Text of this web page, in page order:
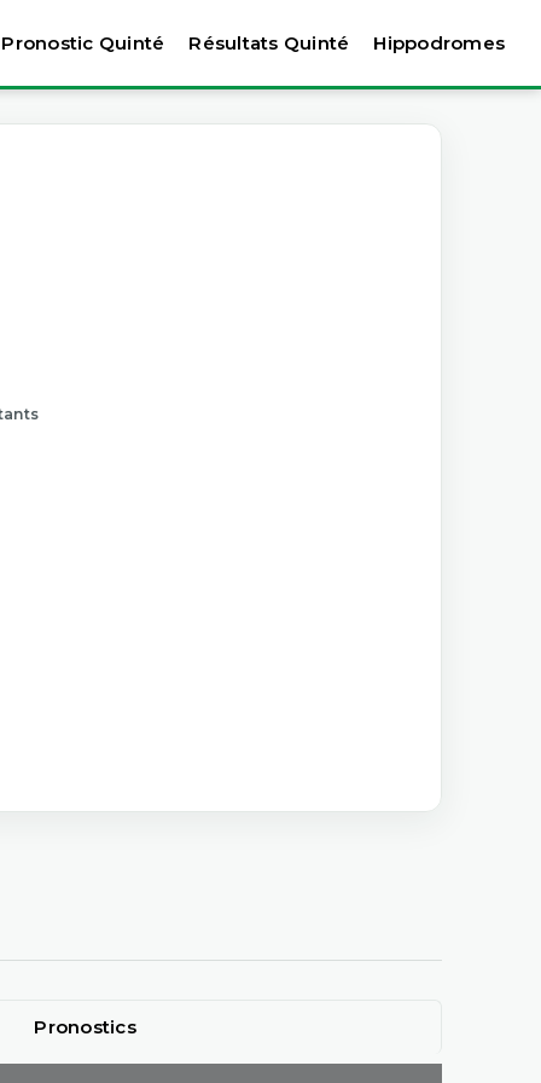
Pronostic Quinté Résultats Quinté Hippodromes
Pronostics